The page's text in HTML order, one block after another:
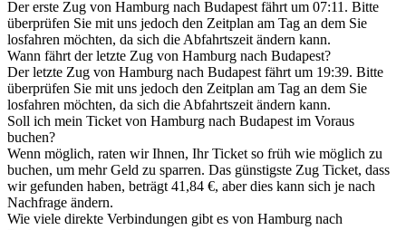
Der erste Zug von Hamburg nach Budapest fährt um 07:11. Bitte
überprüfen Sie mit uns jedoch den Zeitplan am Tag an dem Sie
losfahren möchten, da sich die Abfahrtszeit ändern kann.
Wann fährt der letzte Zug von Hamburg nach Budapest?
Der letzte Zug von Hamburg nach Budapest fährt um 19:39. Bitte
überprüfen Sie mit uns jedoch den Zeitplan am Tag an dem Sie
losfahren möchten, da sich die Abfahrtszeit ändern kann.
Soll ich mein Ticket von Hamburg nach Budapest im Voraus
buchen?
Wenn möglich, raten wir Ihnen, Ihr Ticket so früh wie möglich zu
buchen, um mehr Geld zu sparren. Das günstigste Zug Ticket, dass
wir gefunden haben, beträgt 41,84 €, aber dies kann sich je nach
Nachfrage ändern.
Wie viele direkte Verbindungen gibt es von Hamburg nach